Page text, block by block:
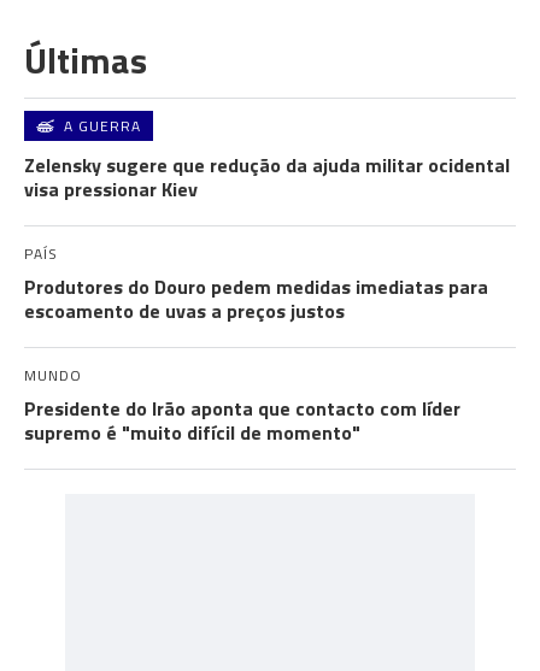
Últimas
A GUERRA
Zelensky sugere que redução da ajuda militar ocidental
visa pressionar Kiev
PAÍS
Produtores do Douro pedem medidas imediatas para
escoamento de uvas a preços justos
MUNDO
Presidente do Irão aponta que contacto com líder
supremo é "muito difícil de momento"